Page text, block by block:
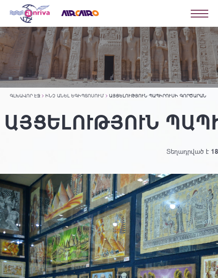
ԳԼԽԱՎՈՐ ԷՋ ԻՆՉ ԱՆԵԼ ԵԳԻՊՏՈՍՈՒՄ ԱՅՑԵԼՈՒԹՅՈՒՆ ՊԱՊԻՐՈՒՍԻ ԳՈՐԾԱՐԱՆ
ԱՅՑԵԼՈՒԹՅՈՒՆ
Տեղադրված է